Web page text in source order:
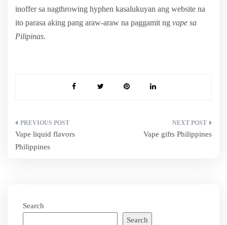
inoffer sa nagthrowing hyphen kasalukuyan ang website na
ito parasa aking pang araw-araw na paggamit ng vape sa
Pilipinas.
Post
navigation
Vape liquid flavors
Philippines
Vape gifts Philippines
Search
Search